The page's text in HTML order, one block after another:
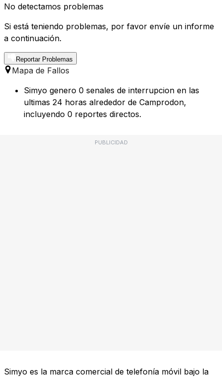
No detectamos problemas
Si está teniendo problemas, por favor envíe un informe
a continuación.
Reportar Problemas
Mapa de Fallos
Simyo genero 0 senales de interrupcion en las
ultimas 24 horas alrededor de Camprodon,
incluyendo 0 reportes directos.
PUBLICIDAD
Simyo es la marca comercial de telefonía móvil bajo la